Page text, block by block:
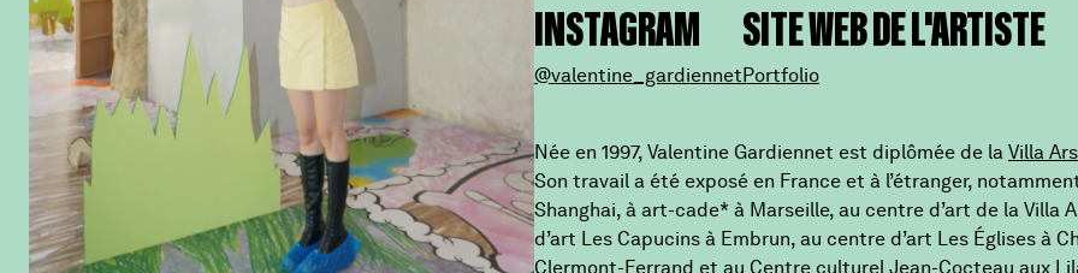
INSTAGRAM
@valentine_gardiennet
SITE WEB DE L'ARTISTE
Portfolio
Née en 1997, Valentine Gardiennet est diplômée de la Villa
Son travail a été exposé en France et à l’étranger,
Shanghai, à art-cade* à Marseille, au centre d’art de la Villa
d’art Les Capucins à Embrun, au centre d’art Les Églises à
Clermont-Ferrand et au Centre culturel Jean-Cocteau aux